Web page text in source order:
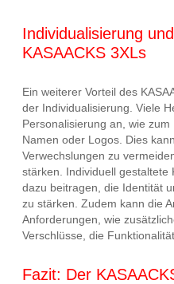
Individualisierung
KASAACKS 3XLs
Ein weiterer Vorteil des
der Individualisierung. Viele
Personalisierung an, wie
Namen oder Logos. Dies
Verwechslungen zu
stärken. Individuell gestaltete
dazu beitragen, die Identität
zu stärken. Zudem kann die
Anforderungen, wie
Verschlüsse, die
Fazit: Der